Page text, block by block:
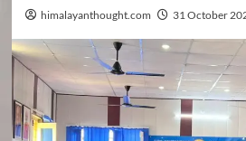
himalayanthought.com 31 October